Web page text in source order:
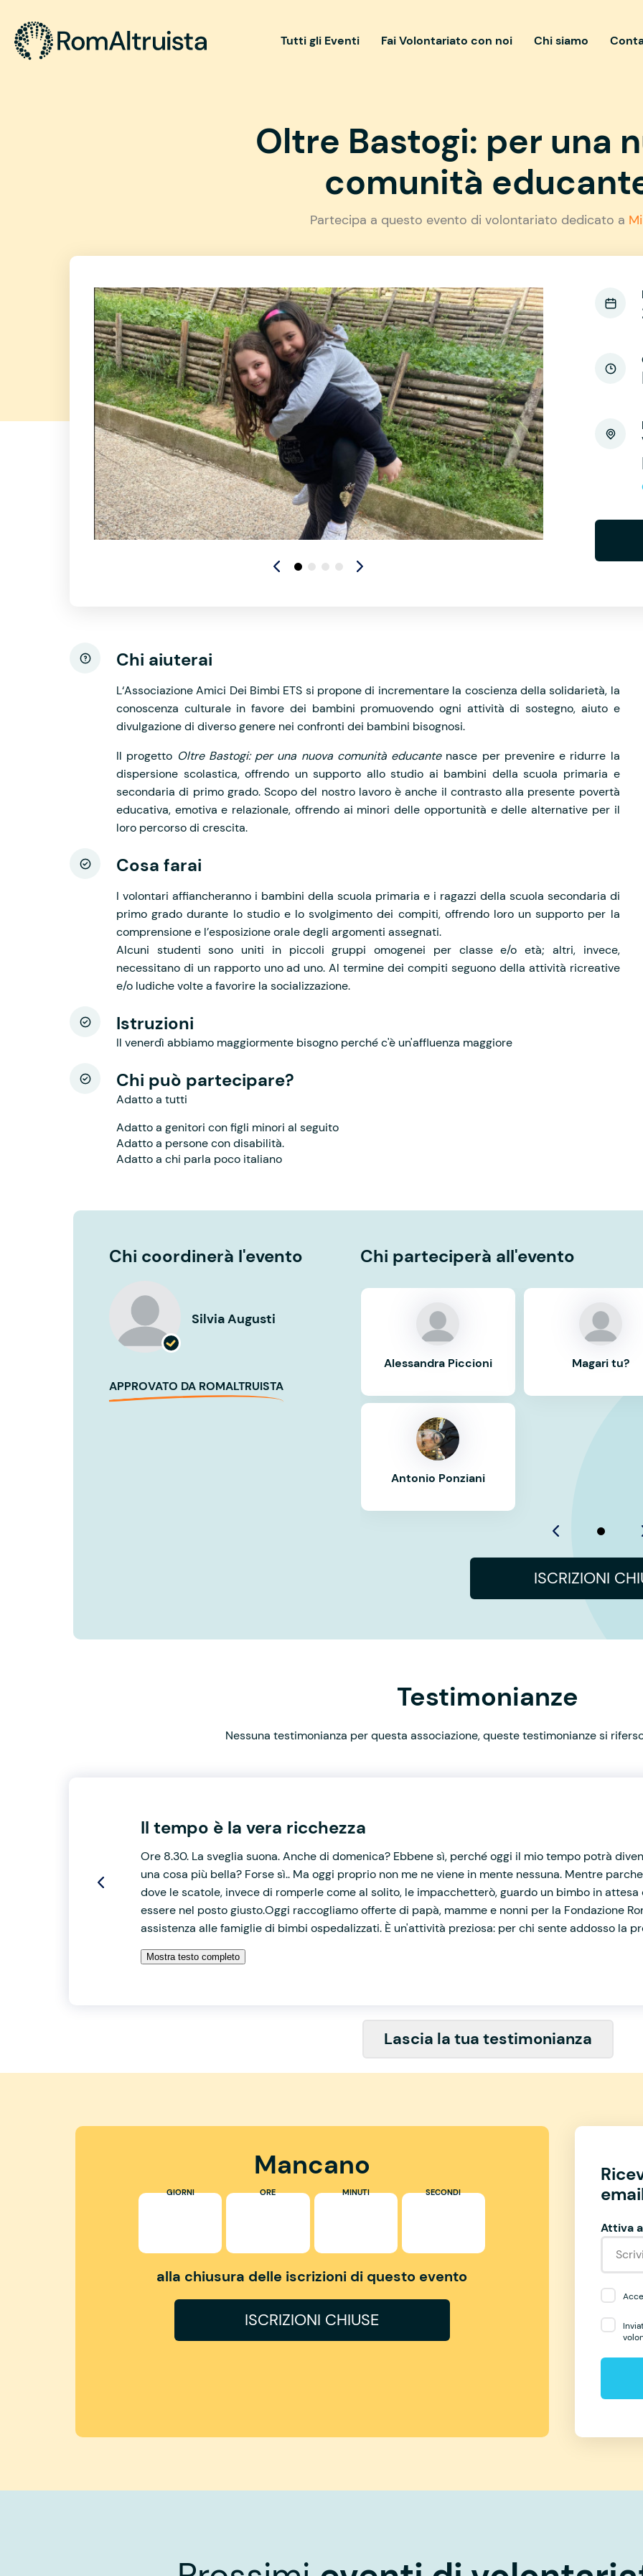
Tutti gli Eventi Fai Volontariato con noi Chi siamo
Oltre Bastogi: per una
comunità
Partecipa a questo evento di volontariato dedicato a
Chi aiuterai
L‘Associazione Amici Dei Bimbi ETS si propone di incrementare la coscienza della solidarietà, la
conoscenza culturale in favore dei bambini promuovendo ogni attività di sostegno, aiuto e
divulgazione di diverso genere nei confronti dei bambini bisognosi.
Il progetto Oltre Bastogi: per una nuova comunità educantenasce per prevenire e ridurre la
dispersione scolastica, offrendo un supporto allo studio ai bambini della scuola primaria e
secondaria di primo grado. Scopo del nostro lavoro è anche il contrasto alla presente povertà
educativa, emotiva e relazionale, offrendo ai minori delle opportunità e delle alternative per il
loro percorso di crescita.
Cosa farai
I volontari affiancheranno i bambini della scuola primaria e i ragazzi della scuola secondaria di
primo grado durante lo studio e lo svolgimento dei compiti, offrendo loro un supporto per la
comprensione e l’esposizione orale degli argomenti assegnati.
Alcuni studenti sono uniti in piccoli gruppi omogenei per classe e/o età; altri, invece,
necessitano di un rapporto uno ad uno. Al termine dei compiti seguono della attività ricreative
e/o ludiche volte a favorire la socializzazione.
Istruzioni
Il venerdì abbiamo maggiormente bisogno perché c'è un'affluenza maggiore
Chi può partecipare?
Adatto a tutti
Adatto a genitori con figli minori al seguito
Adatto a persone con disabilità.
Adatto a chi parla poco italiano
Chi coordinerà l'evento
Silvia Augusti
APPROVATO DA ROMALTRUISTA
Chi parteciperà all'evento
Alessandra Piccioni
Antonio Ponziani
Magari tu?
ISCRIZIONI
Testimonianze
Nessuna testimonianza per questa associazione, queste testimonianze si
Il tempo è la vera ricchezza
Ore 8.30. La sveglia suona. Anche di domenica? Ebbene sì, perché oggi il mio tempo potrà
una cosa più bella? Forse sì.. Ma oggi proprio non me ne viene in mente nessuna. Mentre
dove le scatole, invece di romperle come al solito, le impacchetterò, guardo un bimbo in
essere nel posto giusto.Oggi raccogliamo offerte di papà, mamme e nonni per la Fondazione
assistenza alle famiglie di bimbi ospedalizzati. È un'attività preziosa: per chi sente addosso la
Mostra testo completo
Lascia la tua testimonianza
Mancano
GIORNI ORE MINUTI SECONDI
alla chiusura delle iscrizioni di questo evento
ISCRIZIONI CHIUSE
Attiva